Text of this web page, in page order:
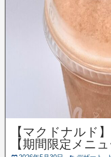
【マクドナルド
【期間限定メニュ